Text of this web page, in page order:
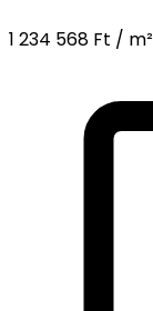
1 234 568 Ft / m²